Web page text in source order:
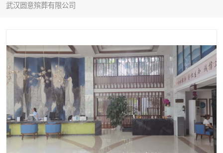
武汉圆意殡葬有限公司